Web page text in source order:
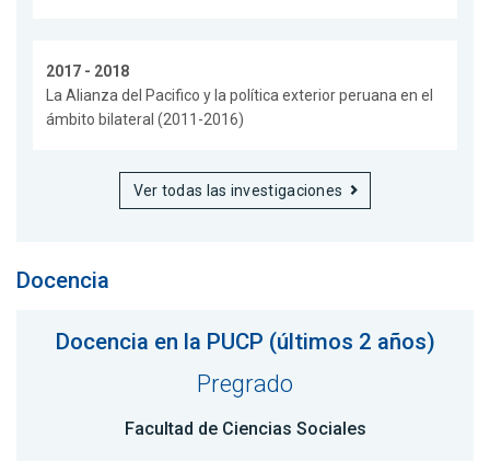
2017 - 2018
La Alianza del Pacifico y la política exterior peruana en el
ámbito bilateral (2011-2016)
Ver todas las investigaciones
Docencia
Docencia en la PUCP (últimos 2 años)
Pregrado
Facultad de Ciencias Sociales